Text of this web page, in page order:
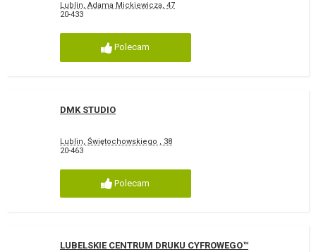
Lublin, Adama Mickiewicza, 47
20-433
Polecam
DMK STUDIO
Lublin, Świętochowskiego , 38
20-463
Polecam
LUBELSKIE CENTRUM DRUKU CYFROWEGO™